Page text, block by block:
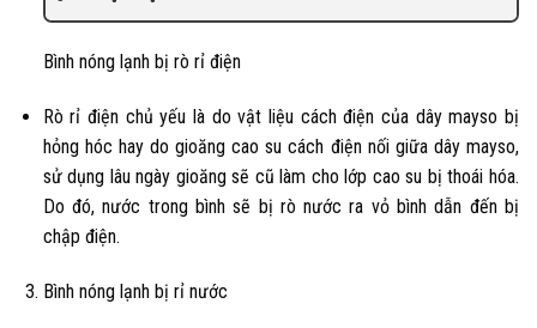
Bình nóng lạnhbị rò rỉ điện
Rò rỉ điện chủ yếu là dovật liệu cách điện của dây mayso bị
hỏng hóc hay do gioăng cao su cách điện nối giữa dây mayso,
sử dụng lâu ngày gioăng sẽ cũ làm cho lớp cao su bị thoái hóa.
Do đó, nước trong bình sẽ bị rò nước ra vỏ bình dẫn đến bị
chập điện.
Bình nóng lạnh bị rỉ nước